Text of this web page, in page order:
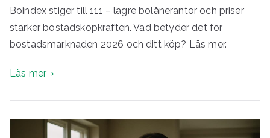
Boindex stiger till 111 – lägre bolåneräntor och priser
stärker bostadsköpkraften. Vad betyder det för
bostadsmarknaden 2026 och ditt köp? Läs mer.
Läs mer